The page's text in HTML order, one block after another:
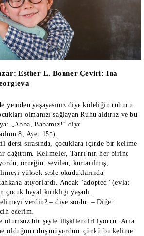
Esther L. Bonner Çeviri: Ina
yeniden yaşayasınız diye köleliğin ruhunu
olmanızı sağlayan Ruhu aldınız ve bu
„Abba, Babamız!“ diye
8, Ayet 15*).
dersi sırasında, çocuklara içinde bir kelime
dağıttım. Kelimeler, Tanrı'nın her birine
örneğin: sevilen, kurtarılmış,
yüksek sesle okuduklarında
atıyorlardı. Ancak "adopted" (evlat
hayal kırıklığı yaşadı.
verdin? – diye sordu. – Diğer
ederim.
olumsuz bir şeyle ilişkilendiriliyordu. Ama
olduğunu düşünüyordum çünkü bu kelime